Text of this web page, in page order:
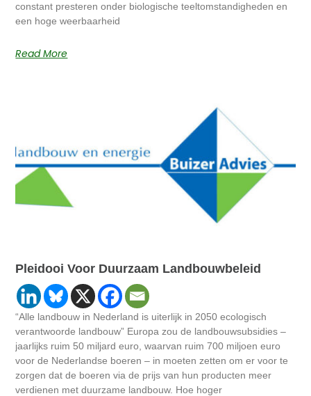
constant presteren onder biologische teeltomstandigheden en
een hoge weerbaarheid
Read More
Pleidooi Voor Duurzaam Landbouwbeleid
“Alle landbouw in Nederland is uiterlijk in 2050 ecologisch
verantwoorde landbouw” Europa zou de landbouwsubsidies –
jaarlijks ruim 50 miljard euro, waarvan ruim 700 miljoen euro
voor de Nederlandse boeren – in moeten zetten om er voor te
zorgen dat de boeren via de prijs van hun producten meer
verdienen met duurzame landbouw. Hoe hoger